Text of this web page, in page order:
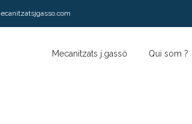
Mecanitzats j.gassó Qui som ?